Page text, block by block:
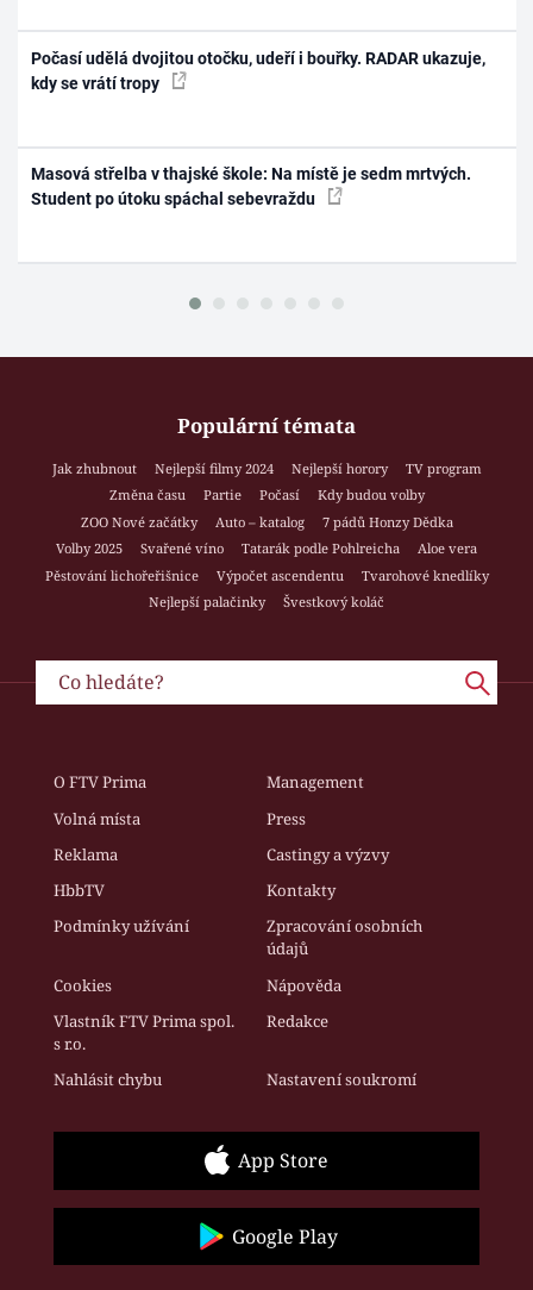
Počasí udělá dvojitou otočku, udeří i bouřky. RADAR ukazuje,
kdy se vrátí tropy
Masová střelba v thajské škole: Na místě je sedm mrtvých.
Student po útoku spáchal sebevraždu
Populární témata
Jak zhubnout Nejlepší filmy 2024 Nejlepší horory
TV program
Změna času
Partie Počasí
Kdy budou volby
ZOO Nové začátky
Auto – katalog
7 pádů Honzy Dědka
Volby 2025
Svařené víno Tatarák podle Pohlreicha
Aloe vera
Pěstování lichořeřišnice
Výpočet ascendentu
Tvarohové knedlíky
Nejlepší palačinky
Švestkový koláč
O FTV Prima
Management
Volná místa
Press
Reklama
Castingy a výzvy
HbbTV
Kontakty
Podmínky užívání
Zpracování osobních
údajů
Cookies
Nápověda
Vlastník FTV Prima spol.
s r.o.
Redakce
Nahlásit chybu Nastavení soukromí
App Store
Google Play